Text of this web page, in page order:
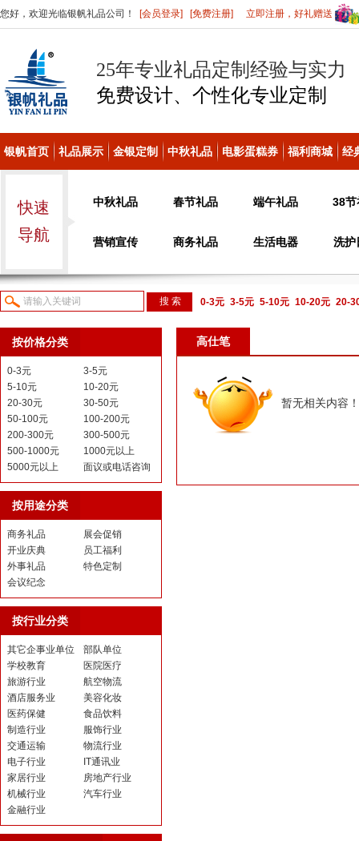
您好，欢迎光临银帆礼品公司！ [会员登录] [免费注册] 立即注册，好礼赠送
25年专业礼品定制经验与实力
免费设计、个性化专业定制
银帆首页 礼品展示 金银定制 中秋礼品 电影蛋糕券 福利商城 经
快速
导航
中秋礼品 春节礼品 端午礼品 38节
营销宣传 商务礼品 生活电器 洗护
0-3元 3-5元 5-10元 10-20元 20-
议或电话咨询
按价格分类
0-3元
3-5元
5-10元
10-20元
20-30元
30-50元
50-100元
100-200元
200-300元
300-500元
500-1000元
1000元以上
5000元以上
面议或电话咨询
按用途分类
商务礼品
展会促销
开业庆典
员工福利
外事礼品
特色定制
会议纪念
按行业分类
其它企事业单位
部队单位
学校教育
医院医疗
旅游行业
航空物流
酒店服务业
美容化妆
医药保健
食品饮料
制造行业
服饰行业
交通运输
物流行业
电子行业
IT通讯业
家居行业
房地产行业
机械行业
汽车行业
金融行业
高仕笔
暂无相关内容！